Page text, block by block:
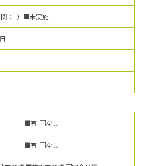
： ） 未実施
有 なし
有 なし